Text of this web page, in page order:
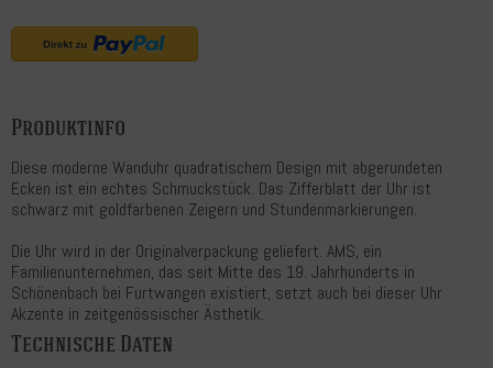
Produktinfo
Diese moderne Wanduhr quadratischem Design mit abgerundeten
Ecken ist ein echtes Schmuckstück. Das Zifferblatt der Uhr ist
schwarz mit goldfarbenen Zeigern und Stundenmarkierungen.
Die Uhr wird in der Originalverpackung geliefert. AMS, ein
Familienunternehmen, das seit Mitte des 19. Jahrhunderts in
Schönenbach bei Furtwangen existiert, setzt auch bei dieser Uhr
Akzente in zeitgenössischer Ästhetik.
Technische Daten